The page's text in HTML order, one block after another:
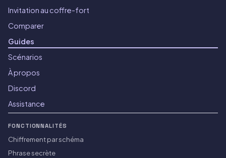
Invitation au coffre-fort
Comparer
Guides
Scénarios
À propos
Discord
Assistance
FONCTIONNALITÉS
Chiffrement par schéma
Phrase secrète